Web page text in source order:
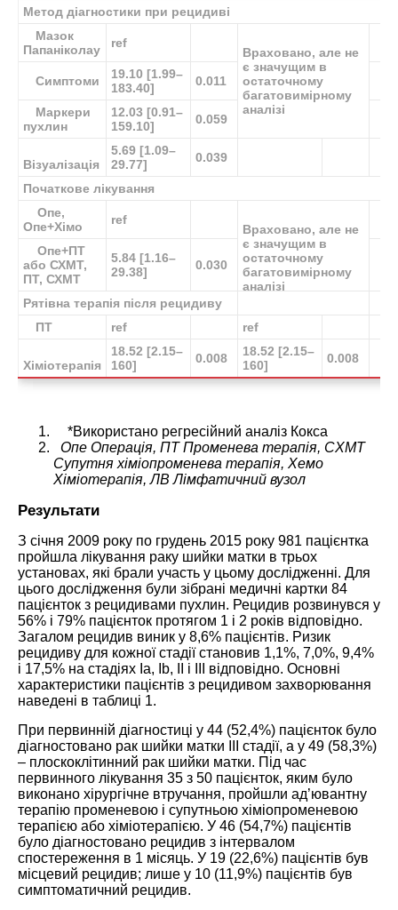
Метод діагностики при рецидиві
Мазок
Папаніколау
ref
Враховано, але не
є значущим в
остаточному
багатовимірному
аналізі
Симптоми
19.10 [1.99–
183.40]
0.011
Маркери
пухлин
12.03 [0.91–
159.10]
0.059
Візуалізація
5.69 [1.09–
29.77]
0.039
Початкове лікування
Опе,
Опе+Хімо
ref
Враховано, але не
є значущим в
остаточному
багатовимірному
аналізі
Опе+ПТ
або СХМТ,
ПТ, СХМТ
5.84 [1.16–
29.38]
0.030
Рятівна терапія після рецидиву
ПТ
ref ref
Хіміотерапія
18.52 [2.15–
160]
0.008
18.52 [2.15–
160]
0.008
*Використано регресійний аналіз Кокса
Oпe Операція, ПТ Променева терапія, СХМТ
Супутня хіміопроменева терапія, Хемо
Хіміотерапія, ЛВ Лімфатичний вузол
Результати
З січня 2009 року по грудень 2015 року 981 пацієнтка
пройшла лікування раку шийки матки в трьох
установах, які брали участь у цьому дослідженні. Для
цього дослідження були зібрані медичні картки 84
пацієнток з рецидивами пухлин. Рецидив розвинувся у
56% і 79% пацієнток протягом 1 і 2 років відповідно.
Загалом рецидив виник у 8,6% пацієнтів. Ризик
рецидиву для кожної стадії становив 1,1%, 7,0%, 9,4%
і 17,5% на стадіях Ia, Ib, II і III відповідно. Основні
характеристики пацієнтів з рецидивом захворювання
наведені в таблиці 1.
При первинній діагностиці у 44 (52,4%) пацієнток було
діагностовано рак шийки матки ІІІ стадії, а у 49 (58,3%)
– плоскоклітинний рак шийки матки. Під час
первинного лікування 35 з 50 пацієнток, яким було
виконано хірургічне втручання, пройшли ад’ювантну
терапію променевою і супутньою хіміопроменевою
терапією або хіміотерапією. У 46 (54,7%) пацієнтів
було діагностовано рецидив з інтервалом
спостереження в 1 місяць. У 19 (22,6%) пацієнтів був
місцевий рецидив; лише у 10 (11,9%) пацієнтів був
симптоматичний рецидив.